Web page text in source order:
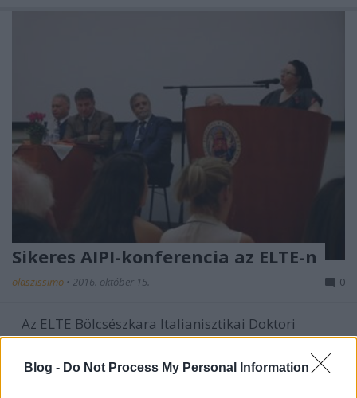
Blog - Do Not Process My Personal Information
Sikeres AIPI-konferencia az ELTE-n
olaszissimo • 2016. október 15. 0
Az ELTE Bölcsészkara Italianisztikai Doktori
Programjának és Olasz Tanszékének, egyúttal az
Itadokt Műhelynek a szervezésében sikeresen zajlott
le az AIPI (Associazione Internazionale dei Professori